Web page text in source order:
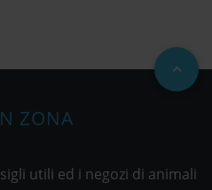
ZONA
utili ed i negozi di animali